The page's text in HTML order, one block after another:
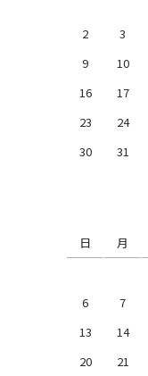
2
3
9
10
16
17
23
24
30
31
日 月
6
7
13
14
20
21